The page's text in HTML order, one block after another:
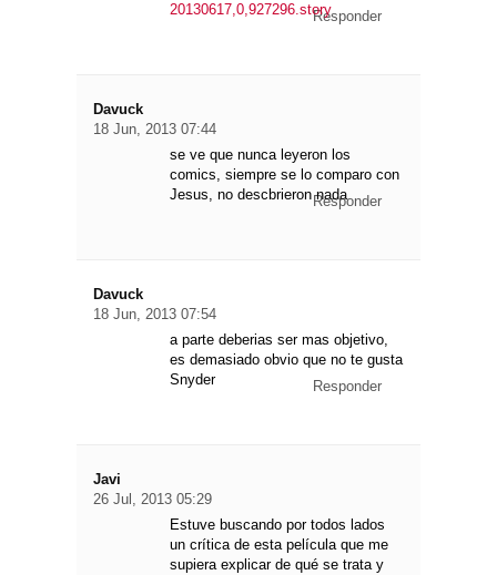
20130617,0,927296.storyResponder
Davuck
18 Jun, 2013 07:44
se ve que nunca leyeron los
comics, siempre se lo comparo con
Jesus, no descbrieron nadaResponder
Davuck
18 Jun, 2013 07:54
a parte deberias ser mas objetivo,
es demasiado obvio que no te gusta
Snyder
Responder
Javi
26 Jul, 2013 05:29
Estuve buscando por todos lados
un crítica de esta película que me
supiera explicar de qué se trata y